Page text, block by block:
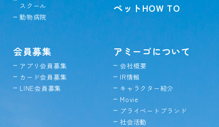
スクール
動物病院
ペットHOW TO
会員募集
アプリ会員募集
カード会員募集
LINE会員募集
アミーゴについて
会社概要
IR情報
キャラクター紹介
Movie
プライベートブランド
社会活動